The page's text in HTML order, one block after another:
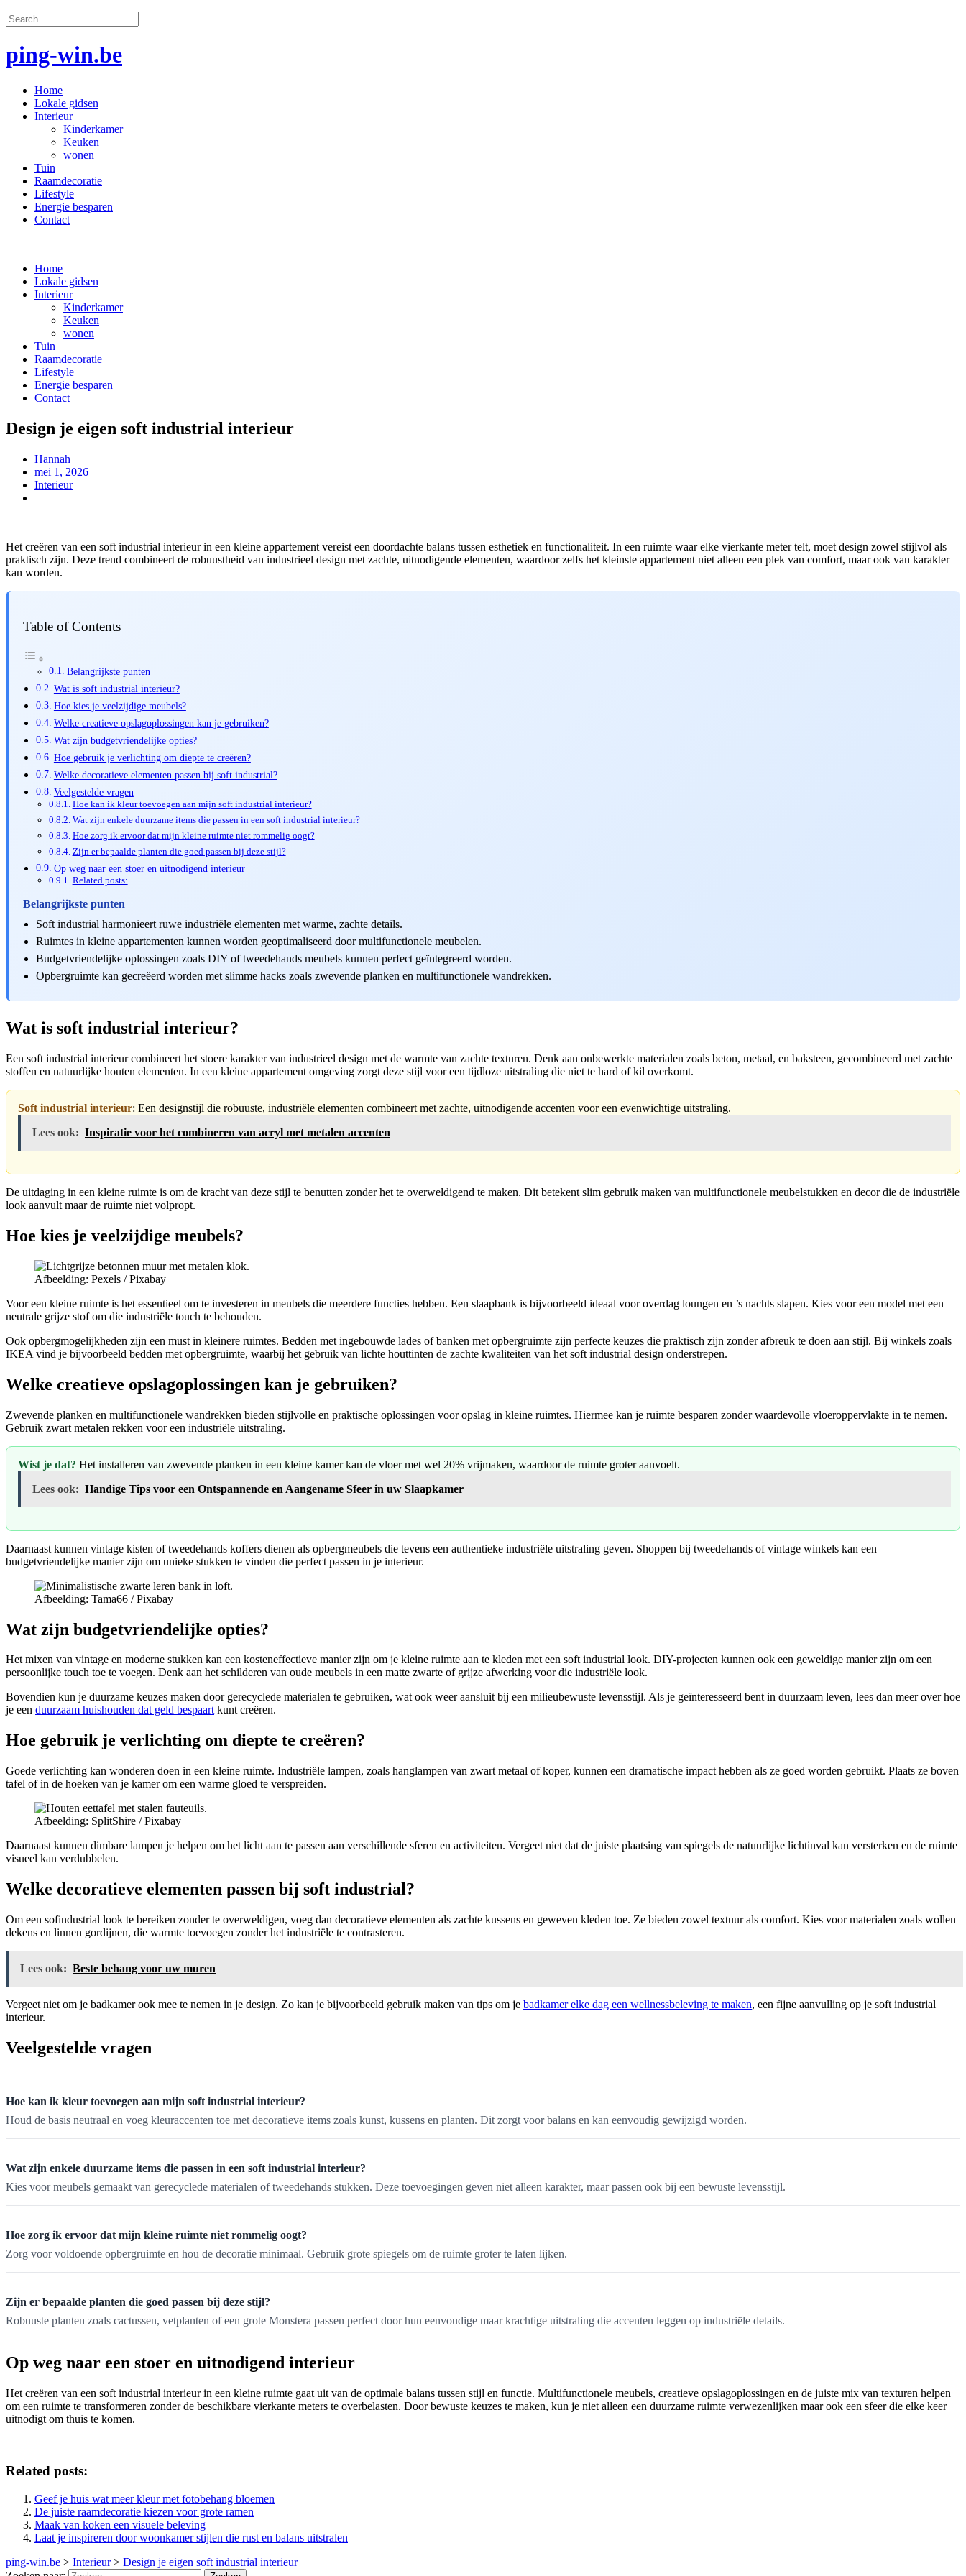
ping-win.be
Home
Lokale gidsen
Interieur
Kinderkamer
Keuken
wonen
Tuin
Raamdecoratie
Lifestyle
Energie besparen
Contact
Home
Lokale gidsen
Interieur
Kinderkamer
Keuken
wonen
Tuin
Raamdecoratie
Lifestyle
Energie besparen
Contact
Design je eigen soft industrial interieur
Hannah
mei 1, 2026
Interieur
Het creëren van een soft industrial interieur in een kleine appartement vereist een doordachte balans tussen esthetiek en functionaliteit. In een ruimte waar elke vierkante meter telt, moet design zowel stijlvol als
praktisch zijn. Deze trend combineert de robuustheid van industrieel design met zachte, uitnodigende elementen, waardoor zelfs het kleinste appartement niet alleen een plek van comfort, maar ook van karakter
kan worden.
Table of Contents
Belangrijkste punten
Wat is soft industrial interieur?
Hoe kies je veelzijdige meubels?
Welke creatieve opslagoplossingen kan je gebruiken?
Wat zijn budgetvriendelijke opties?
Hoe gebruik je verlichting om diepte te creëren?
Welke decoratieve elementen passen bij soft industrial?
Veelgestelde vragen
Hoe kan ik kleur toevoegen aan mijn soft industrial interieur?
Wat zijn enkele duurzame items die passen in een soft industrial interieur?
Hoe zorg ik ervoor dat mijn kleine ruimte niet rommelig oogt?
Zijn er bepaalde planten die goed passen bij deze stijl?
Op weg naar een stoer en uitnodigend interieur
Related posts:
Belangrijkste punten
Soft industrial harmonieert ruwe industriële elementen met warme, zachte details.
Ruimtes in kleine appartementen kunnen worden geoptimaliseerd door multifunctionele meubelen.
Budgetvriendelijke oplossingen zoals DIY of tweedehands meubels kunnen perfect geïntegreerd worden.
Opbergruimte kan gecreëerd worden met slimme hacks zoals zwevende planken en multifunctionele wandrekken.
Wat is soft industrial interieur?
Een soft industrial interieur combineert het stoere karakter van industrieel design met de warmte van zachte texturen. Denk aan onbewerkte materialen zoals beton, metaal, en baksteen, gecombineerd met zachte
stoffen en natuurlijke houten elementen. In een kleine appartement omgeving zorgt deze stijl voor een tijdloze uitstraling die niet te hard of kil overkomt.
Soft industrial interieur: Een designstijl die robuuste, industriële elementen combineert met zachte, uitnodigende accenten voor een evenwichtige uitstraling.
Lees ook: Inspiratie voor het combineren van acryl met metalen accenten
De uitdaging in een kleine ruimte is om de kracht van deze stijl te benutten zonder het te overweldigend te maken. Dit betekent slim gebruik maken van multifunctionele meubelstukken en decor die de industriële
look aanvult maar de ruimte niet volpropt.
Hoe kies je veelzijdige meubels?
Afbeelding: Pexels / Pixabay
Voor een kleine ruimte is het essentieel om te investeren in meubels die meerdere functies hebben. Een slaapbank is bijvoorbeeld ideaal voor overdag loungen en ’s nachts slapen. Kies voor een model met een
neutrale grijze stof om die industriële touch te behouden.
Ook opbergmogelijkheden zijn een must in kleinere ruimtes. Bedden met ingebouwde lades of banken met opbergruimte zijn perfecte keuzes die praktisch zijn zonder afbreuk te doen aan stijl. Bij winkels zoals
IKEA vind je bijvoorbeeld bedden met opbergruimte, waarbij het gebruik van lichte houttinten de zachte kwaliteiten van het soft industrial design onderstrepen.
Welke creatieve opslagoplossingen kan je gebruiken?
Zwevende planken en multifunctionele wandrekken bieden stijlvolle en praktische oplossingen voor opslag in kleine ruimtes. Hiermee kan je ruimte besparen zonder waardevolle vloeroppervlakte in te nemen.
Gebruik zwart metalen rekken voor een industriële uitstraling.
Wist je dat? Het installeren van zwevende planken in een kleine kamer kan de vloer met wel 20% vrijmaken, waardoor de ruimte groter aanvoelt.
Lees ook: Handige Tips voor een Ontspannende en Aangename Sfeer in uw Slaapkamer
Daarnaast kunnen vintage kisten of tweedehands koffers dienen als opbergmeubels die tevens een authentieke industriële uitstraling geven. Shoppen bij tweedehands of vintage winkels kan een
budgetvriendelijke manier zijn om unieke stukken te vinden die perfect passen in je interieur.
Afbeelding: Tama66 / Pixabay
Wat zijn budgetvriendelijke opties?
Het mixen van vintage en moderne stukken kan een kosteneffectieve manier zijn om je kleine ruimte aan te kleden met een soft industrial look. DIY-projecten kunnen ook een geweldige manier zijn om een
persoonlijke touch toe te voegen. Denk aan het schilderen van oude meubels in een matte zwarte of grijze afwerking voor die industriële look.
Bovendien kun je duurzame keuzes maken door gerecyclede materialen te gebruiken, wat ook weer aansluit bij een milieubewuste levensstijl. Als je geïnteresseerd bent in duurzaam leven, lees dan meer over hoe
je een duurzaam huishouden dat geld bespaartkunt creëren.
Hoe gebruik je verlichting om diepte te creëren?
Goede verlichting kan wonderen doen in een kleine ruimte. Industriële lampen, zoals hanglampen van zwart metaal of koper, kunnen een dramatische impact hebben als ze goed worden gebruikt. Plaats ze boven
tafel of in de hoeken van je kamer om een warme gloed te verspreiden.
Afbeelding: SplitShire / Pixabay
Daarnaast kunnen dimbare lampen je helpen om het licht aan te passen aan verschillende sferen en activiteiten. Vergeet niet dat de juiste plaatsing van spiegels de natuurlijke lichtinval kan versterken en de ruimte
visueel kan verdubbelen.
Welke decoratieve elementen passen bij soft industrial?
Om een sofindustrial look te bereiken zonder te overweldigen, voeg dan decoratieve elementen als zachte kussens en geweven kleden toe. Ze bieden zowel textuur als comfort. Kies voor materialen zoals wollen
dekens en linnen gordijnen, die warmte toevoegen zonder het industriële te contrasteren.
Lees ook: Beste behang voor uw muren
Vergeet niet om je badkamer ook mee te nemen in je design. Zo kan je bijvoorbeeld gebruik maken van tips om je badkamer elke dag een wellnessbeleving te maken, een fijne aanvulling op je soft industrial
interieur.
Veelgestelde vragen
Hoe kan ik kleur toevoegen aan mijn soft industrial interieur?
Houd de basis neutraal en voeg kleuraccenten toe met decoratieve items zoals kunst, kussens en planten. Dit zorgt voor balans en kan eenvoudig gewijzigd worden.
Wat zijn enkele duurzame items die passen in een soft industrial interieur?
Kies voor meubels gemaakt van gerecyclede materialen of tweedehands stukken. Deze toevoegingen geven niet alleen karakter, maar passen ook bij een bewuste levensstijl.
Hoe zorg ik ervoor dat mijn kleine ruimte niet rommelig oogt?
Zorg voor voldoende opbergruimte en hou de decoratie minimaal. Gebruik grote spiegels om de ruimte groter te laten lijken.
Zijn er bepaalde planten die goed passen bij deze stijl?
Robuuste planten zoals cactussen, vetplanten of een grote Monstera passen perfect door hun eenvoudige maar krachtige uitstraling die accenten leggen op industriële details.
Op weg naar een stoer en uitnodigend interieur
Het creëren van een soft industrial interieur in een kleine ruimte gaat uit van de optimale balans tussen stijl en functie. Multifunctionele meubels, creatieve opslagoplossingen en de juiste mix van texturen helpen
om een ruimte te transformeren zonder de beschikbare vierkante meters te overbelasten. Door bewuste keuzes te maken, kun je niet alleen een duurzame ruimte verwezenlijken maar ook een sfeer die elke keer
uitnodigt om thuis te komen.
Related posts:
Geef je huis wat meer kleur met fotobehang bloemen
De juiste raamdecoratie kiezen voor grote ramen
Maak van koken een visuele beleving
Laat je inspireren door woonkamer stijlen die rust en balans uitstralen
ping-win.be > Interieur> Design je eigen soft industrial interieur